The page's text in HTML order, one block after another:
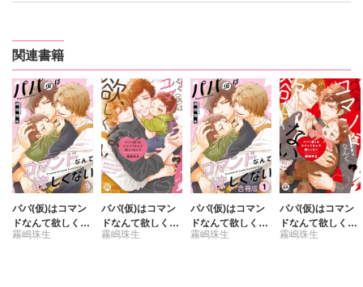
関連書籍
パパ(仮)はコマン
ドなんて欲しくな
い
霧嶋珠生
パパ(仮)はコマン
ドなんて欲しくな
い【単行本版】2
霧嶋珠生
パパ(仮)はコマン
ドなんて欲しくな
い【合冊版】
霧嶋珠生
パパ(仮)はコマン
ドなんて欲しくな
い【単行本版】1
霧嶋珠生